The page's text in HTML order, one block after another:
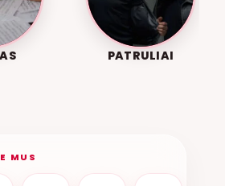
PATRULIAI
MUS